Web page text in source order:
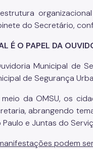
do Secretário,
É O PAPEL DA
Municipal de
de Segurança
meio da OMSU, os
abrangendo
Paulo e Juntas do
podem